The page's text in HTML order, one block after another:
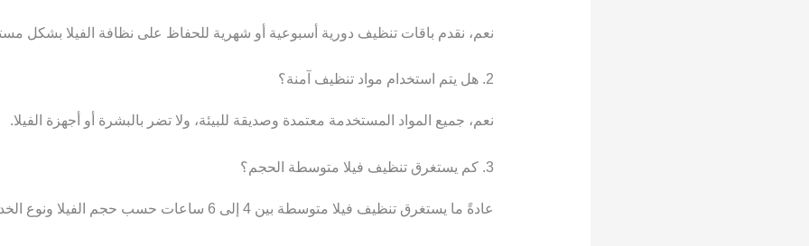
نعم، نقدم باقات تنظيف دورية أسبوعية أو شهرية للحفاظ على نظافة الفيلا بشكل
2. هل يتم استخدام مواد تنظيف آمنة؟
نعم، جميع المواد المستخدمة معتمدة وصديقة للبيئة، ولا تضر بالبشرة أو أجهزة الفيلا.
3. كم يستغرق تنظيف فيلا متوسطة الحجم؟
عادةً ما يستغرق تنظيف فيلا متوسطة بين 4 إلى 6 ساعات حسب حجم الفيلا ونوع الخدمات المطلوبة.